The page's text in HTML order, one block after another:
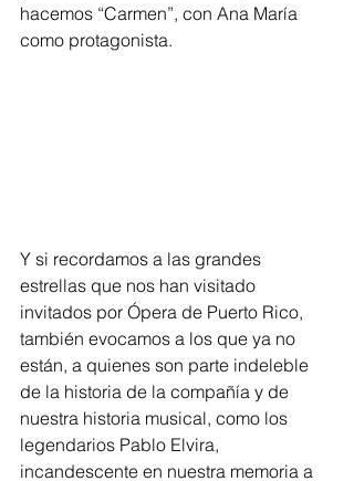
hacemos “Carmen”, con Ana María
como protagonista.
Y si recordamos a las grandes
estrellas que nos han visitado
invitados por Ópera de Puerto Rico,
también evocamos a los que ya no
están, a quienes son parte indeleble
de la historia de la compañía y de
nuestra historia musical, como los
legendarios Pablo Elvira,
incandescente en nuestra memoria a